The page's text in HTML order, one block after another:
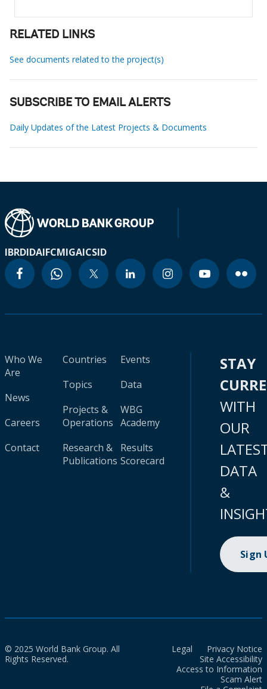
RELATED LINKS
See documents related to the project(s)
SUBSCRIBE TO EMAIL ALERTS
Daily Updates of the Latest Projects & Documents
IBRDIDAIFCMIGAICSID
Who We
Are
News
Careers
Contact
Countries
Topics
Projects &
Operations
Research &
Publications
Events
Data
WBG
Academy
Results
Scorecard
STAY
WITH
OUR
DATA
&
Sign
© 2025 World Bank Group. All
Rights Reserved.
Legal
Privacy Notice
Site Accessibility
Access to Information
Scam Alert